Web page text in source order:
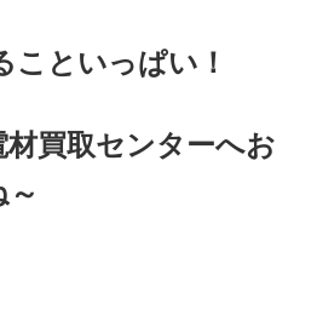
こといっぱい！
買取センターへお